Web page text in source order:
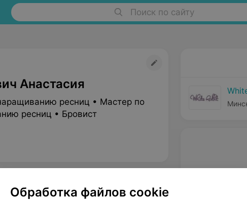
Поиск по сайту
Анастасия
ресниц • Мастер по
ресниц • Бровист
Обработка файлов cookie